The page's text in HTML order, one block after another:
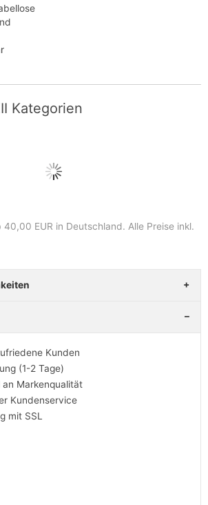
Kategorien
EUR in Deutschland. Alle Preise inkl.
Kunden
(1-2 Tage)
an Markenqualität
Kundenservice
mit SSL